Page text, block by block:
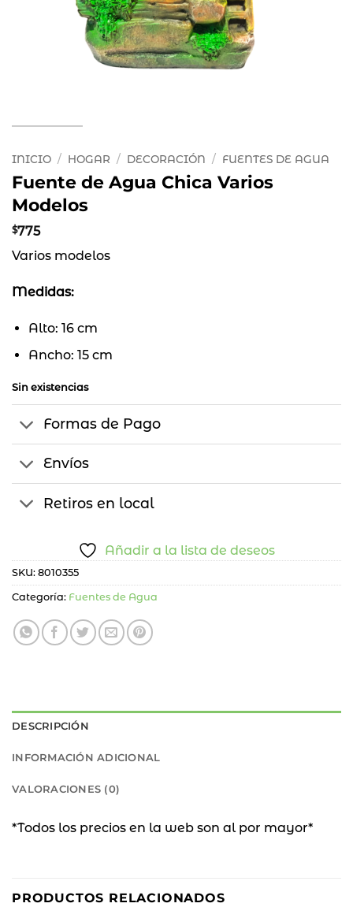
INICIO / HOGAR / DECORACIÓN / FUENTES DE AGUA
Fuente de Agua Chica Varios
Modelos
$775
Varios modelos
Medidas:
Alto: 16 cm
Ancho: 15 cm
Sin existencias
Formas de Pago
Envíos
Retiros en local
Añadir a la lista de deseos
SKU: 8010355
Categoría: Fuentes de Agua
DESCRIPCIÓN
INFORMACIÓN ADICIONAL
VALORACIONES (0)
*Todos los precios en la web son al por mayor*
PRODUCTOS RELACIONADOS